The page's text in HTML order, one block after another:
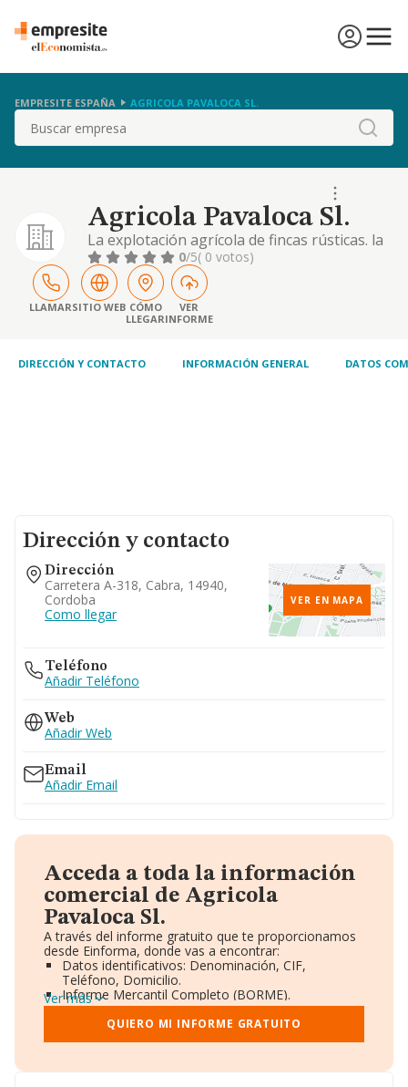
EMPRESITE ESPAÑA AGRICOLA PAVALOCA SL.
Buscar
Agricola Pavaloca Sl.
La explotación agrícola de fincas rústicas. la
transformación, compraventa, importación y
exportación de productos agrarios,
pecuarios o forestales; la promoción,
planificación y explotación y puesta en
marcha de negocios agropecuarios. la
herramientas agrícola
0/5( 0 votos)
LLAMARSITIO WEB CÓMO
LLEGAR
VER
INFORME
DIRECCIÓN Y CONTACTO INFORMACIÓN GENERAL DATOS
Dirección y contacto
Dirección
Carretera A-318, Cabra, 14940,
Cordoba
Como llegar
VER EN MAPA
Teléfono
Añadir Teléfono
Web
Añadir Web
Email
Añadir Email
Acceda a toda la información
comercial de Agricola
Pavaloca Sl.
A través del informe gratuito que te proporcionamos
desde Einforma, donde vas a encontrar:
Datos identificativos: Denominación, CIF,
Teléfono, Domicilio.
Informe Mercantil Completo (BORME).
Gráficos de Evolución Ventas y Empleados.
Consejo de Administración y Administradores.
Directivos y Ejecutivos.
Ver más
QUIERO MI INFORME GRATUITO